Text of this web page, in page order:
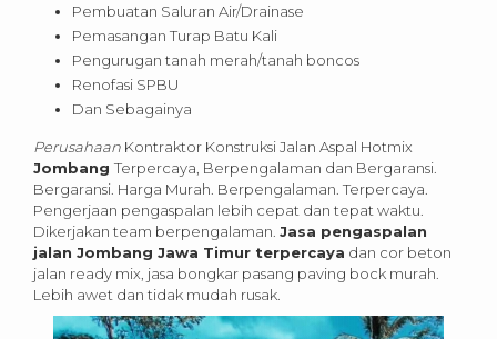
Pembuatan Saluran Air/Drainase
Pemasangan Turap Batu Kali
Pengurugan tanah merah/tanah boncos
Renofasi SPBU
Dan Sebagainya
Perusahaan Kontraktor Konstruksi Jalan Aspal Hotmix
Jombang Terpercaya, Berpengalaman dan Bergaransi.
Bergaransi. Harga Murah. Berpengalaman. Terpercaya.
Pengerjaan pengaspalan lebih cepat dan tepat waktu.
Dikerjakan team berpengalaman. Jasa pengaspalan
jalan Jombang Jawa Timur terpercaya dan cor beton
jalan ready mix, jasa bongkar pasang paving bock murah.
Lebih awet dan tidak mudah rusak.